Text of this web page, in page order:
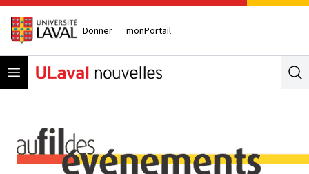
Donner monPortail
Open menu